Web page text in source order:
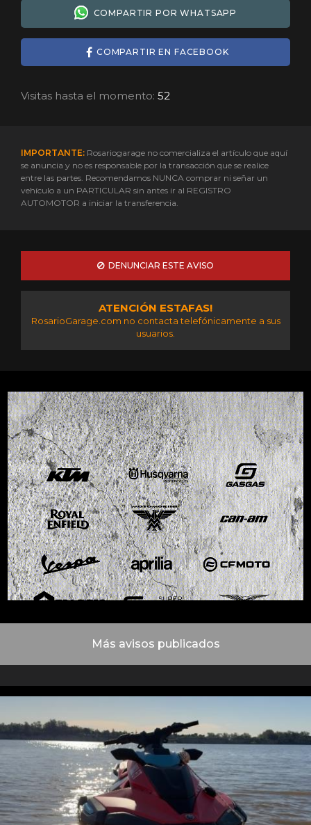
COMPARTIR POR WHATSAPP
COMPARTIR EN FACEBOOK
Visitas hasta el momento: 52
IMPORTANTE: Rosariogarage no comercializa el artículo que aquí
se anuncia y no es responsable por la transacción que se realice
entre las partes. Recomendamos NUNCA comprar ni señar un
vehículo a un PARTICULAR sin antes ir al REGISTRO
AUTOMOTOR a iniciar la transferencia.
DENUNCIAR ESTE AVISO
ATENCIÓN ESTAFAS!
RosarioGarage.com no contacta telefónicamente a sus
usuarios.
Más avisos publicados